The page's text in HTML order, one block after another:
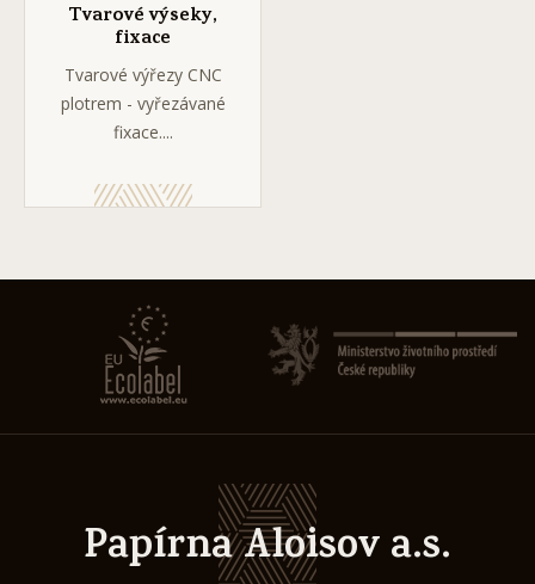
Tvarové výseky,
fixace
Tvarové výřezy CNC
plotrem - vyřezávané
fixace....
Papírna Aloisov a.s.